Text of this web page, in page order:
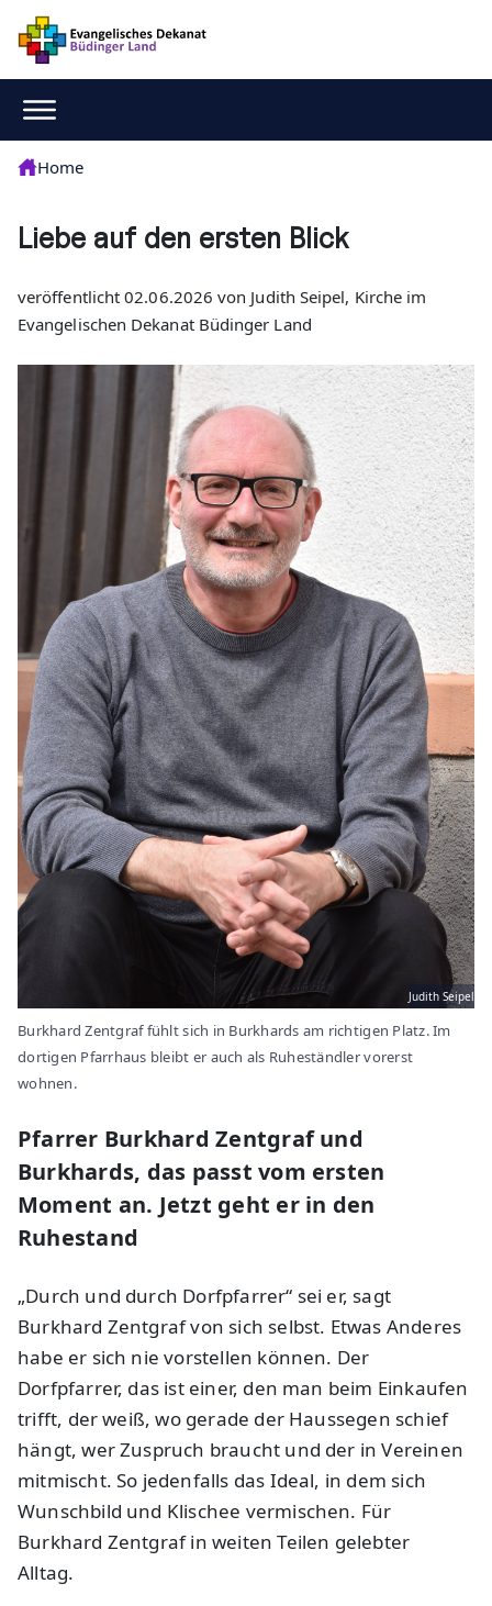
Home
Liebe auf den ersten Blick
veröffentlicht 02.06.2026 von Judith Seipel, Kirche im
Evangelischen Dekanat Büdinger Land
Judith Seipel
Burkhard Zentgraf fühlt sich in Burkhards am richtigen Platz. Im
dortigen Pfarrhaus bleibt er auch als Ruheständler vorerst
wohnen.
Pfarrer Burkhard Zentgraf und
Burkhards, das passt vom ersten
Moment an. Jetzt geht er in den
Ruhestand
„Durch und durch Dorfpfarrer“ sei er, sagt
Burkhard Zentgraf von sich selbst. Etwas Anderes
habe er sich nie vorstellen können. Der
Dorfpfarrer, das ist einer, den man beim Einkaufen
trifft, der weiß, wo gerade der Haussegen schief
hängt, wer Zuspruch braucht und der in Vereinen
mitmischt. So jedenfalls das Ideal, in dem sich
Wunschbild und Klischee vermischen. Für
Burkhard Zentgraf in weiten Teilen gelebter
Alltag.